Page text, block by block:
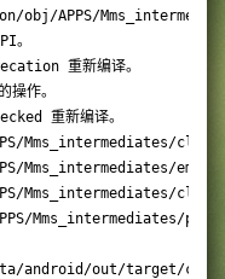
obj/APPS/
。
重新编译。
操作。
重新编译。
Mms_intermediates/
Mms_intermediates/
Mms_intermediates/
Mms_intermediates/
android/out/target/